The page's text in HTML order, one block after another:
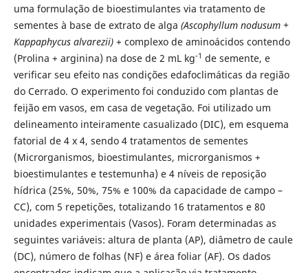
uma formulação de bioestimulantes via tratamento de
sementes à base de extrato de alga (Ascophyllum nodusum +
Kappaphycus alvarezii)+ complexo de aminoácidos contendo
(Prolina + arginina) na dose de 2 mL kg-1 de semente, e
verificar seu efeito nas condições edafoclimáticas da região
do Cerrado. O experimento foi conduzido com plantas de
feijão em vasos, em casa de vegetação. Foi utilizado um
delineamento inteiramente casualizado (DIC), em esquema
fatorial de 4 x 4, sendo 4 tratamentos de sementes
(Microrganismos, bioestimulantes, microrganismos +
bioestimulantes e testemunha) e 4 níveis de reposição
hídrica (25%, 50%, 75% e 100% da capacidade de campo –
CC), com 5 repetições, totalizando 16 tratamentos e 80
unidades experimentais (Vasos). Foram determinadas as
seguintes variáveis: altura de planta (AP), diâmetro de caule
(DC), número de folhas (NF) e área foliar (AF). Os dados